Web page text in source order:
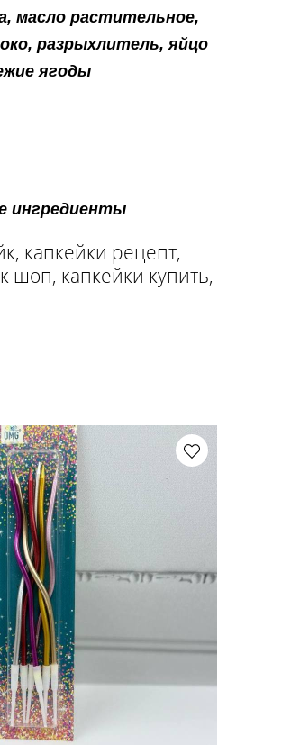
масло растительное,
разрыхлитель, яйцо
ягоды
ингредиенты
капкейки рецепт,
шоп, капкейки купить,